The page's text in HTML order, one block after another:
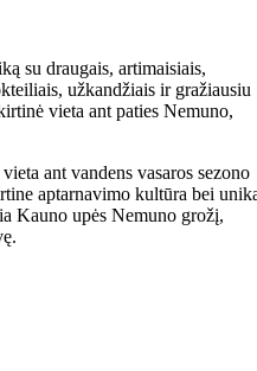
su draugais, artimaisiais,
užkandžiais ir gražiausiu
vieta ant paties Nemuno,
ant vandens vasaros sezono
aptarnavimo kultūra bei
Kauno upės Nemuno grožį,